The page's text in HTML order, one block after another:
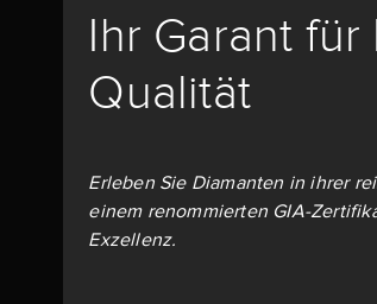
Ihr Garant
Qualität
Erleben Sie Diamanten in ihrer
einem renommierten GIA-
Exzellenz.